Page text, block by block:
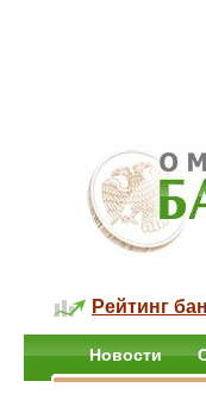
Рейтинг
Новости